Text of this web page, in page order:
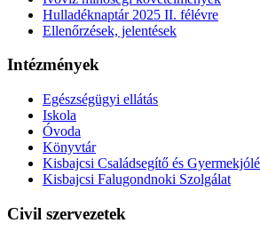
Hulladéknaptár 2025 II. félévre
Ellenőrzések, jelentések
Intézmények
Egészségügyi ellátás
Iskola
Óvoda
Könyvtár
Kisbajcsi Családsegítő és
Kisbajcsi Falugondnoki Szolgálat
Civil szervezetek